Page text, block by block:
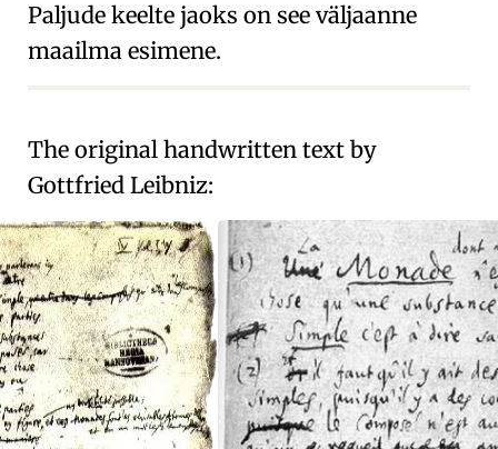
Paljude keelte jaoks on see väljaanne
maailma esimene.
The original handwritten text by
Gottfried Leibniz: